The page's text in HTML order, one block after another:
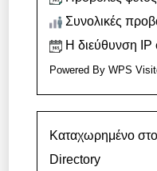
Συνολικές
Η διεύθυνση
Powered ByWPS
Καταχωρημένο
Directory